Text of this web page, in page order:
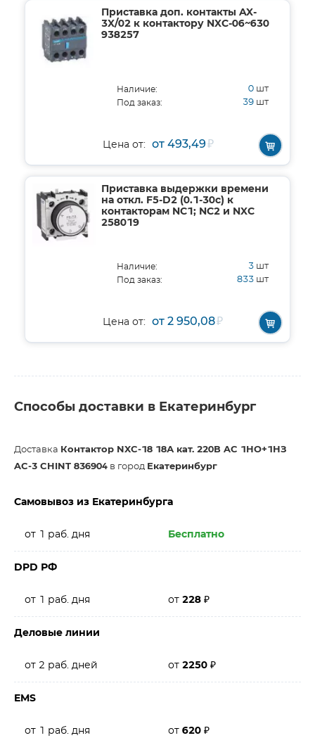
Приставка доп. контакты AX-
3X/02 к контактору NXC-06~630
938257
Наличие: 0 шт
Под заказ: 39 шт
Цена от: от 493,49₽
Приставка выдержки времени
на откл. F5-D2 (0.1-30с) к
контакторам NC1; NC2 и NXC
258019
Наличие: 3 шт
Под заказ: 833 шт
Цена от: от 2 950,08₽
Способы доставки в Екатеринбург
Доставка Контактор NXC-18 18А кат. 220В AC 1НО+1НЗ
AC-3 CHINT 836904 в город Екатеринбург
Самовывоз из Екатеринбурга
от 1 раб. дня Бесплатно
DPD РФ
от 1 раб. дня от 228 ₽
Деловые линии
от 2 раб. дней от 2250 ₽
EMS
от 1 раб. дня от 620 ₽